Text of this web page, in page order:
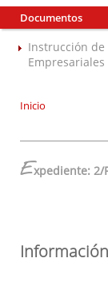
Documentos
Instrucción de
Empresariales
Inicio
Expediente: 2/